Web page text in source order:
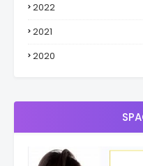
2022
2021
2020